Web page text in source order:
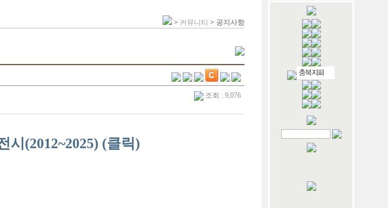
> 커뮤니티 > 공지사항
조회 : 9,076
(2012~2025) (클릭)